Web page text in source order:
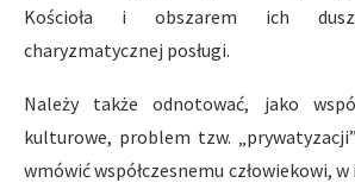
Kościoła i obszarem ich
charyzmatycznej posługi.
Należy także odnotować, jako
kulturowe, problem tzw.
wmówić współczesnemu człowiekowi,